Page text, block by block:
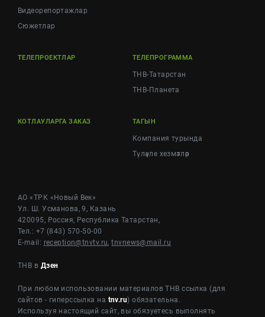
Видеорепортажлар
Cюжетлар
ТЕЛЕПРОЕКТЛАР ТЕЛЕПРОГРАММА
ТНВ-Татарстан
ТНВ-Планета
КОТЛАУЛАРГА ЗАКАЗ ТАГЫН
Компания турында
Түләүле хезмәтләр
АО «ТРК «Новый Век»
Ул. Ш. Усманова, 9, Казань
420095, Россия, Республика Татарстан,
Тел.: +7 (843) 570-50-00
E-mail: reception@tnvtv.ru,tnvnews@mail.ru
ТНВ в Дзен
При любом использовании материалов ТНВ ссылка (для
сайтов - гиперссылка на tnv.ru) обязательна.
Используя настоящий сайт, вы обязуетесь выполнять